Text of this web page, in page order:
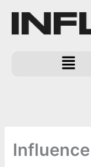
contenido
Menú